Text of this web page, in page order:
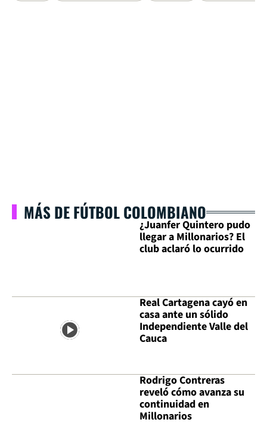
MÁS DE FÚTBOL COLOMBIANO
¿Juanfer Quintero pudo
llegar a Millonarios? El
club aclaró lo ocurrido
Real Cartagena cayó en
casa ante un sólido
Independiente Valle del
Cauca
Rodrigo Contreras
reveló cómo avanza su
continuidad en
Millonarios